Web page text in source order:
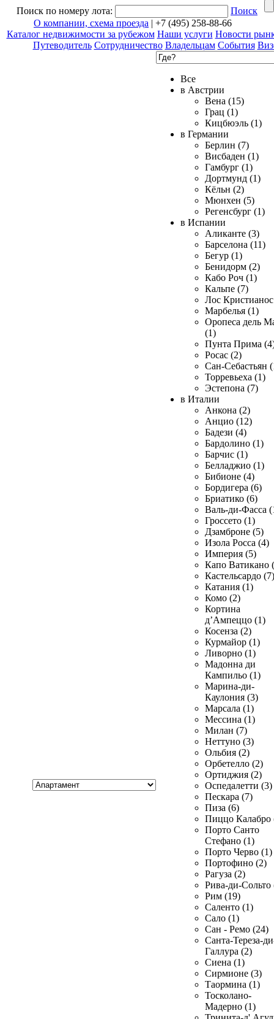
Поиск по номеру лота:
Поиск
О компании, схема проезда | +7 (495) 258-88-66
Каталог недвижимости за рубежом Наши услуги Новости
Путеводитель Сотрудничество Владельцам События
Все
в Австрии
Вена (15)
Грац (1)
Кицбюэль (1)
в Германии
Берлин (7)
Висбаден (1)
Гамбург (1)
Дортмунд (1)
Кёльн (2)
Мюнхен (5)
Регенсбург (1)
в Испании
Аликанте (3)
Барселона (11)
Бегур (1)
Бенидорм (2)
Кабо Роч (1)
Кальпе (7)
Лос
Марбелья (1)
Оропеса дель
(1)
Пунта Прима
Росас (2)
Сан-Себастьян
Торревьеха (1)
Эстепона (7)
в Италии
Анкона (2)
Анцио (12)
Бадези (4)
Бардолино (1)
Барчис (1)
Белладжио (1)
Бибионе (4)
Бордигера (6)
Бриатико (6)
Валь-ди-Фасса
Гроссето (1)
Дзамброне (5)
Изола Росса (4)
Империя (5)
Капо Ватикано
Кастельсардо (7)
Катания (1)
Комо (2)
Кортина
д’Ампеццо (1)
Косенза (2)
Курмайор (1)
Ливорно (1)
Мадонна ди
Кампильо (1)
Марина-ди-
Каулония (3)
Марсала (1)
Мессина (1)
Милан (7)
Неттуно (3)
Ольбия (2)
Орбетелло (2)
Ортиджия (2)
Оспедалетти (3)
Пескара (7)
Пиза (6)
Пиццо Калабро
Порто Санто
Стефано (1)
Порто Черво (1)
Портофино (2)
Рагуза (2)
Рива-ди-Сольто
Рим (19)
Саленто (1)
Сало (1)
Сан - Ремо (24)
Санта-Тереза-
Галлура (2)
Сиена (1)
Сирмионе (3)
Таормина (1)
Тосколано-
Мадерно (1)